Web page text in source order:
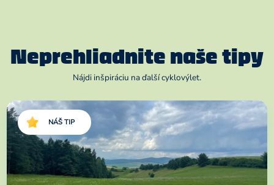
Neprehliadnite naše tipy
Nájdi inšpiráciu na ďalší cyklovýlet.
NÁŠ TIP